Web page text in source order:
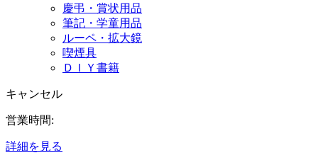
慶弔・賞状用品
筆記・学童用品
ルーペ・拡大鏡
喫煙具
ＤＩＹ書籍
キャンセル
営業時間:
詳細を見る